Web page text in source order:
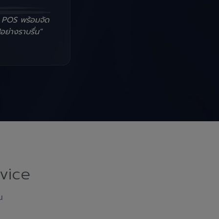
พร้อมจัด
ย่างราบรื่น"